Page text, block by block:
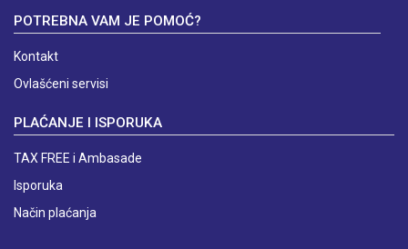
POTREBNA VAM JE POMOĆ?
Kontakt
Ovlašćeni servisi
PLAĆANJE I ISPORUKA
TAX FREE i Ambasade
Isporuka
Način plaćanja